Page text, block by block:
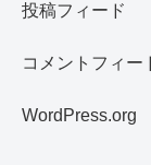
投稿フィード
コメントフィー
WordPress.org